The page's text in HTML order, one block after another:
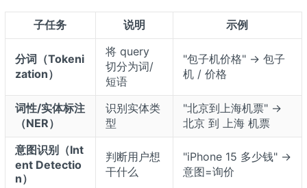
子任务 说明 示例
分词（Tokeni
zation）
将 query
切分为词/
短语
"包子机价格" → 包子
机 / 价格
词性/实体标注
（NER）
识别实体类
型
"北京到上海机票" →
北京到 上海 机票
意图识别（Int
ent Detectio
n）
判断用户想
干什么
"iPhone 15 多少钱" →
意图=询价